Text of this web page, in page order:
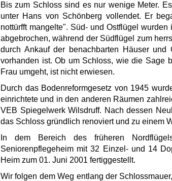
Bis zum Schloss sind es nur wenige Meter.
unter Hans von Schönberg vollendet. Er
nottürfft mangelte". Süd- und Ostflügel
abgebrochen, während der Südflügel zum
durch Ankauf der benachbarten Häuser
vorhanden ist. Ob um Schloss, wie die Sage
Frau umgeht, ist nicht erwiesen.
Durch das Bodenreformgesetz von 1945
einrichtete und in den anderen Räumen
VEB Spiegelwerk Wilsdruff. Nach dessen
das Schloss gründlich renoviert und zu einem
In dem Bereich des früheren
Seniorenpflegeheim mit 32 Einzel- und 14
Heim zum 01. Juni 2001 fertiggestellt.
Wir folgen dem Weg entlang der